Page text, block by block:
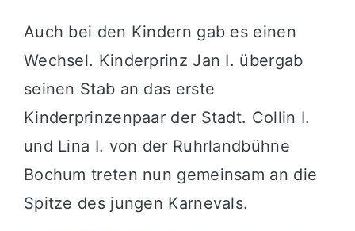
Auch bei den Kindern gab es einen
Wechsel. Kinderprinz Jan I. übergab
seinen Stab an das erste
Kinderprinzenpaar der Stadt. Collin I.
und Lina I. von der Ruhrlandbühne
Bochum treten nun gemeinsam an die
Spitze des jungen Karnevals.